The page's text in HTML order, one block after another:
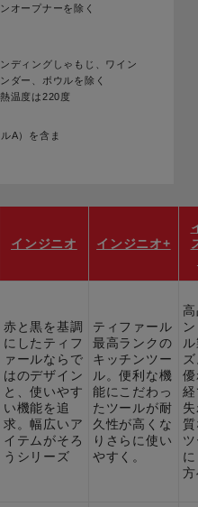
オープナーを除く
ディングしゃもじ、ワイン
ダー、ボウルを除く
温度は220度
A）を含ま
インジニオ インジニオ+
赤と黒を基調
にしたティフ
ァールならで
はのデザイン
と、使いやす
い機能を追
求。幅広いア
イテムがそろ
うシリーズ
ティファール
最高ランクの
キッチンツー
ル。便利な機
能にこだわっ
たツールが耐
久性が高くな
りさらに使い
やすく。